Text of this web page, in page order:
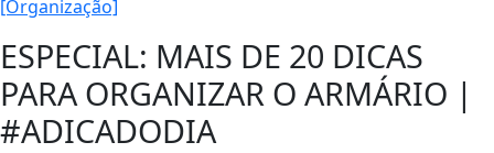
[Organização]
ESPECIAL: MAIS DE 20 DICAS
PARA ORGANIZAR O ARMÁRIO |
#ADICADODIA